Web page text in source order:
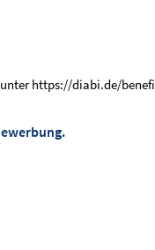
unter https://diabi.de/